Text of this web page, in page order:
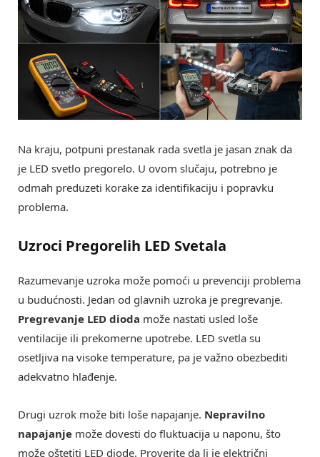
Na kraju, potpuni prestanak rada svetla je jasan znak da
je LED svetlo pregorelo. U ovom slučaju, potrebno je
odmah preduzeti korake za identifikaciju i popravku
problema.
Uzroci Pregorelih LED Svetala
Razumevanje uzroka može pomoći u prevenciji problema
u budućnosti. Jedan od glavnih uzroka je pregrevanje.
Pregrevanje LED dioda može nastati usled loše
ventilacije ili prekomerne upotrebe. LED svetla su
osetljiva na visoke temperature, pa je važno obezbediti
adekvatno hlađenje.
Drugi uzrok može biti loše napajanje. Nepravilno
napajanje može dovesti do fluktuacija u naponu, što
može oštetiti LED diode. Proverite da li je električni